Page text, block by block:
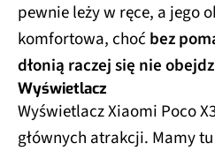
pewnie leży w ręce, a jego
komfortowa, choć bez
dłonią raczej się nie
Wyświetlacz
Wyświetlacz Xiaomi Poco
głównych atrakcji. Mamy